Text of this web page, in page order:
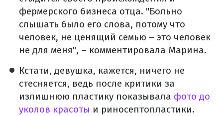
фермерского бизнеса отца. "Больно
слышать было его слова, потому что
человек, не ценящий семью – это человек
не для меня", – комментировала Марина.
Кстати, девушка, кажется, ничего не
стесняется, ведь после критики за
излишнюю пластику показывала фото до
уколов красоты и риносептопластики.